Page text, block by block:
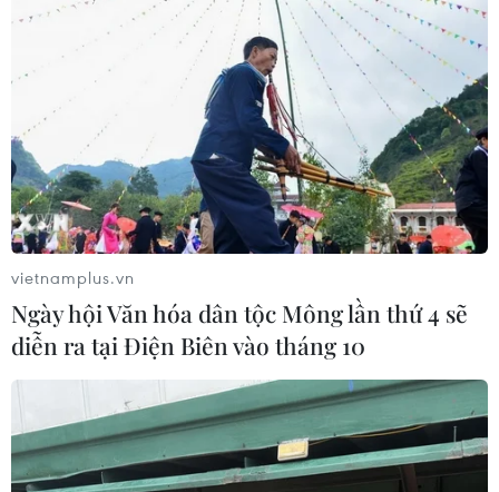
vietnamplus.vn
Ngày hội Văn hóa dân tộc Mông lần thứ 4 sẽ
diễn ra tại Điện Biên vào tháng 10